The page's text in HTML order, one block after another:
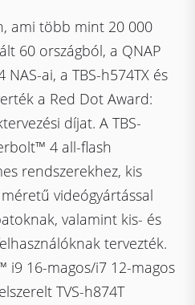
ami több mint 20 000
60 országból, a QNAP
ai, a TBS-h574TX és
a Red Dot Award:
díjat. A TBS-
4 all-flash
rendszerekhez, kis
videógyártással
valamint kis- és
tervezték.
i9 16-magos/i7 12-magos
TVS-h874T